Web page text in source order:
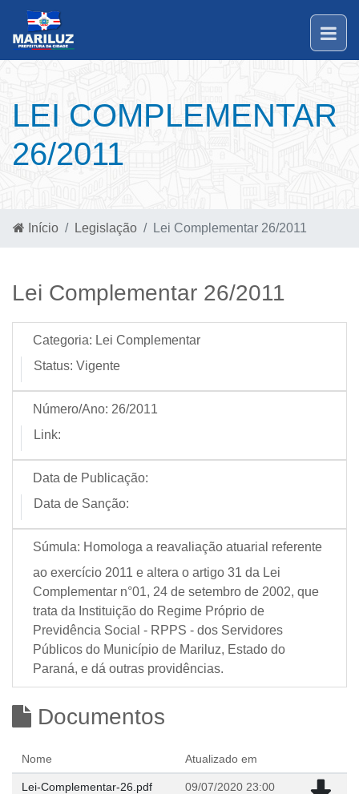
LEI COMPLEMENTAR
26/2011
Início Legislação Lei Complementar 26/2011
Lei Complementar 26/2011
Categoria: Lei Complementar
Status: Vigente
Número/Ano: 26/2011
Link:
Data de Publicação:
Data de Sanção:
Súmula: Homologa a reavaliação atuarial referente
ao exercício 2011 e altera o artigo 31 da Lei
Complementar n°01, 24 de setembro de 2002, que
trata da Instituição do Regime Próprio de
Previdência Social - RPPS - dos Servidores
Públicos do Município de Mariluz, Estado do
Paraná, e dá outras providências.
Documentos
Nome Atualizado em
Lei-Complementar-26.pdf 09/07/2020 23:00